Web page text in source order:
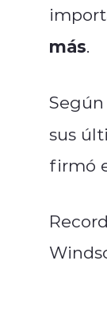
más.
sus
firmó